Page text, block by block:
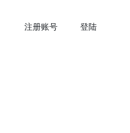
注册账号 登陆